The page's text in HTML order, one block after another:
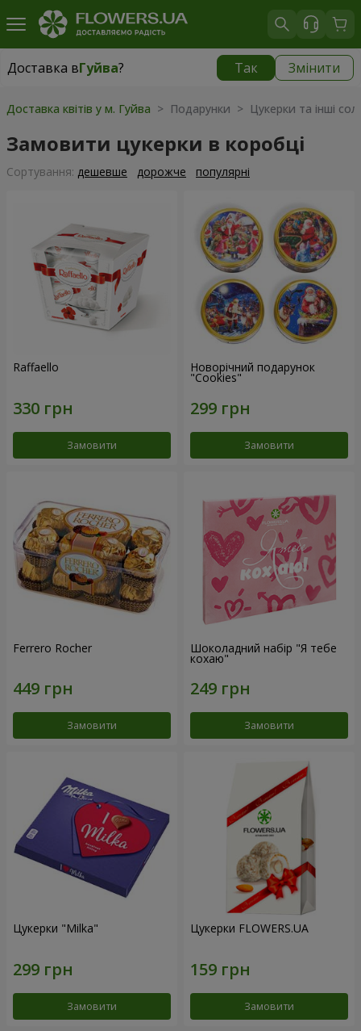
Доставка вГуйва? Так Змінити
Доставка вГуйва
Доставка квітів у м. Гуйва > Подарунки > Цукерки та інші
Замовити цукерки в коробці
Сортування: дешевше дорожче популярні
Raffaello
Замовити
Новорічний подарунок
"Cookies"
Замовити
Ferrero Rocher
Замовити
Шоколадний набір "Я тебе
кохаю"
Замовити
Цукерки "Milka"
Замовити
Цукерки FLOWERS.UA
Замовити